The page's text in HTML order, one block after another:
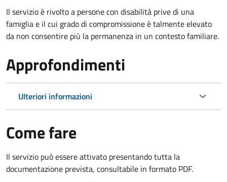
Il servizio è rivolto a persone con disabilità prive di una
famiglia e il cui grado di compromissione è talmente elevato
da non consentire più la permanenza in un contesto familiare.
Approfondimenti
Ulteriori informazioni
Come fare
Il servizio può essere attivato presentando tutta la
documentazione prevista, consultabile in formato PDF.